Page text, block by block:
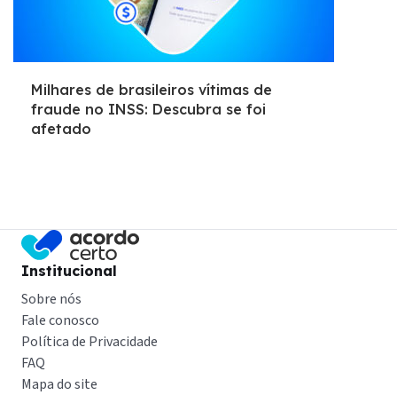
Milhares de brasileiros vítimas de
fraude no INSS: Descubra se foi
afetado
Institucional
Sobre nós
Fale conosco
Política de Privacidade
FAQ
Mapa do site